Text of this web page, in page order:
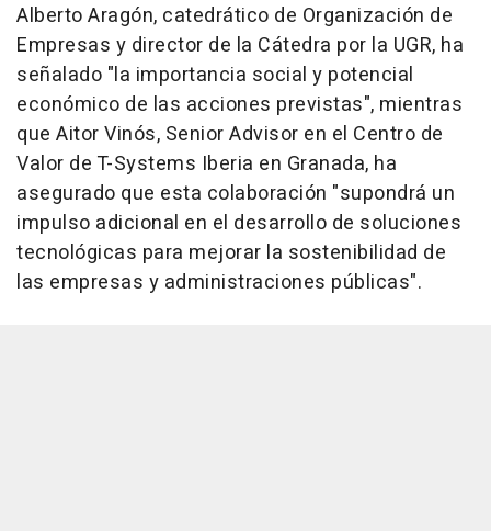
Alberto Aragón, catedrático de Organización de
Empresas y director de la Cátedra por la UGR, ha
señalado "la importancia social y potencial
económico de las acciones previstas", mientras
que Aitor Vinós, Senior Advisor en el Centro de
Valor de T-Systems Iberia en Granada, ha
asegurado que esta colaboración "supondrá un
impulso adicional en el desarrollo de soluciones
tecnológicas para mejorar la sostenibilidad de
las empresas y administraciones públicas".